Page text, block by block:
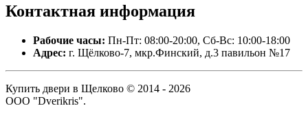
Контактная информация
Рабочие часы: Пн-Пт: 08:00-20:00, Сб-Вс: 10:00-18:00
Адрес: г. Щёлково-7, мкр.Финский, д.3 павильон №17
Купить двери в Щелково © 2014 - 2026
ООО "Dverikris".